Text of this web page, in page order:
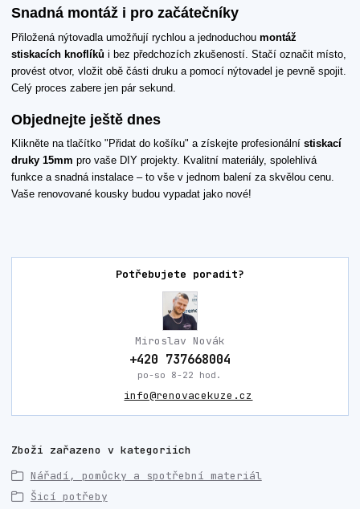
Snadná montáž i pro začátečníky
Přiložená nýtovadla umožňují rychlou a jednoduchou montáž
stiskacích knoflíků i bez předchozích zkušeností. Stačí označit místo,
provést otvor, vložit obě části druku a pomocí nýtovadel je pevně spojit.
Celý proces zabere jen pár sekund.
Objednejte ještě dnes
Klikněte na tlačítko "Přidat do košíku" a získejte profesionální stiskací
druky 15mm pro vaše DIY projekty. Kvalitní materiály, spolehlivá
funkce a snadná instalace – to vše v jednom balení za skvělou cenu.
Vaše renovované kousky budou vypadat jako nové!
Potřebujete poradit?
Miroslav Novák
+420 737668004
po-so 8-22 hod.
info@renovacekuze.cz
Zboží zařazeno v kategoriích
Nářadí, pomůcky a spotřební materiál
Šicí potřeby